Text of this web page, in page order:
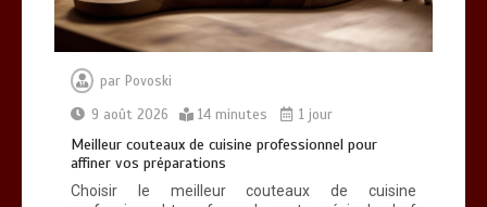
par Povoski
9 août 2026
14 minutes 1 jour
Meilleur couteaux de cuisine professionnel pour
affiner vos préparations
Choisir le meilleur couteaux de cuisine